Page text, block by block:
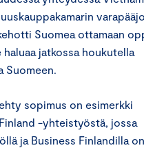
Suomea ottamaan
haluaa jatkossa houkutella
Suomeen.
sopimus on esimerkki
-yhteistyöstä, jossa
ja Business Finlandilla on